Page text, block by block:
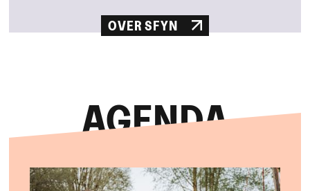
OVER SFYN
AGENDA